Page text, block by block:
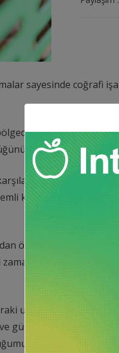
sayesinde coğrafi
özellikle 2018
söyledi.
belirten
katkı
önemli olduğuna
sadece Serenli
uygulamalara da
güneşle yeşil
cevizi